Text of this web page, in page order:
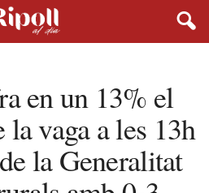
en un 13% el
la vaga a les 13h
la Generalitat